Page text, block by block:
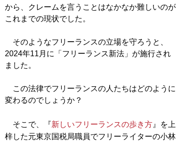
から、クレームを言うことはなかなか難しいのが
これまでの現状でした。
そのようなフリーランスの立場を守ろうと、
2024年11月に「フリーランス新法」が施行され
ました。
この法律でフリーランスの人たちはどのように
変わるのでしょうか？
そこで、『新しいフリーランスの歩き方 』を上
梓した元東京国税局職員でフリーライターの小林